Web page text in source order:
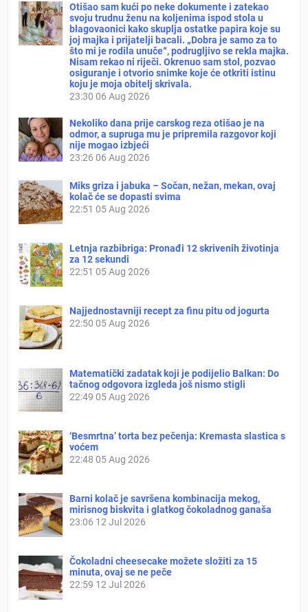
Otišao sam kući po neke dokumente i zatekao
svoju trudnu ženu na koljenima ispod stola u
blagovaonici kako skuplja ostatke papira koje su
joj majka i prijatelji bacali. „Dobra je samo za to
što mi je rodila unuče“, podrugljivo se rekla majka.
Nisam rekao ni riječi. Okrenuo sam stol, pozvao
osiguranje i otvorio snimke koje će otkriti istinu
koju je moja obitelj skrivala.
23:30 06 Aug 2026
Nekoliko dana prije carskog reza otišao je na
odmor, a supruga mu je pripremila razgovor koji
nije mogao izbjeći
23:26 06 Aug 2026
Miks griza i jabuka – Sočan, nežan, mekan, ovaj
kolač će se dopasti svima
22:51 05 Aug 2026
Letnja razbibriga: Pronađi 12 skrivenih životinja
za 12 sekundi
22:51 05 Aug 2026
Najjednostavniji recept za finu pitu od jogurta
22:50 05 Aug 2026
Matematički zadatak koji je podijelio Balkan: Do
tačnog odgovora izgleda još nismo stigli
22:49 05 Aug 2026
‘Besmrtna’ torta bez pečenja: Kremasta slastica s
voćem
22:48 05 Aug 2026
Barni kolač je savršena kombinacija mekog,
mirisnog biskvita i glatkog čokoladnog ganaša
23:06 12 Jul 2026
Čokoladni cheesecake možete složiti za 15
minuta, ovaj se ne peče
22:59 12 Jul 2026